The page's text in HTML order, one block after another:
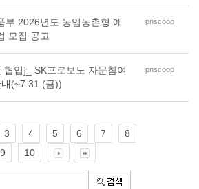
부 2026년도 농업농촌형 예
모집 공고
pnscoop
협업]_ SK프로보노 자문참여
(~7.31.(금))
pnscoop
3 4 5 6 7
8
9
10